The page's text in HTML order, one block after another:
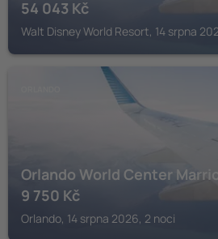
54 043 Kč
Walt Disney World Resort, 14 srpna
Orlando World Center
9 750 Kč
Orlando, 14 srpna 2026, 2 noci